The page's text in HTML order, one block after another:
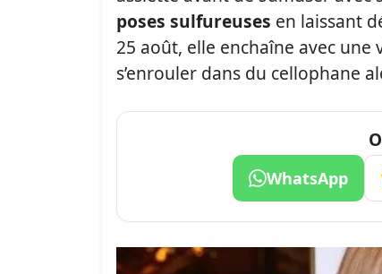
poses sulfureuses en laissant
25 août, elle enchaîne avec une
s’enrouler dans du cellophane
WhatsApp